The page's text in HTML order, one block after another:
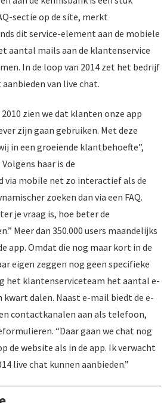
sectie op de site, merkt
dit service-element aan de mobiele
aantal mails aan de klantenservice
In de loop van 2014 zet het bedrijf
van live chat.
zien we dat klanten onze app
zijn gaan gebruiken. Met deze
in een groeiende klantbehoefte”,
haar is de
mobile net zo interactief als de
zoeken dan via een FAQ.
je vraag is, hoe beter de
Meer dan 350.000 users maandelijks
app. Omdat die nog maar kort in de
eigen zeggen nog geen specifieke
het klantenserviceteam het aantal e-
dalen. Naast e-mail biedt de e-
contactkanalen aan als telefoon,
“Daar gaan we chat nog
de website als in de app. Ik verwacht
live chat kunnen aanbieden.”